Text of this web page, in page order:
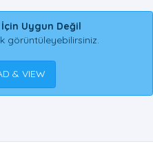
İçin Uygun Değil
görüntüleyebilirsiniz.
& VIEW